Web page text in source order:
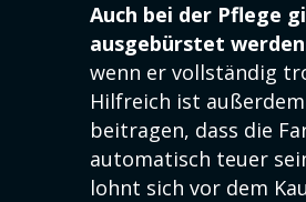
Auch bei der Pflege
ausgebürstet
wenn er vollständig
Hilfreich ist
beitragen, dass die
automatisch teuer
lohnt sich vor dem